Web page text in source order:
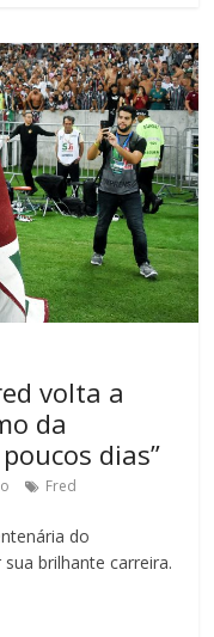
volta a
da
dias”
Fred
do
brilhante carreira.